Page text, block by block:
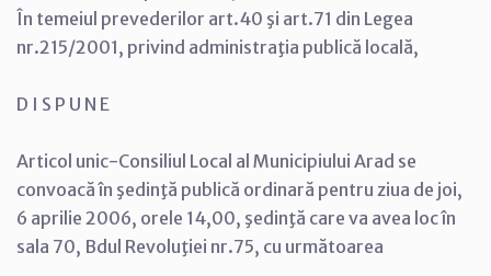
În temeiul prevederilor art.40 şi art.71 din Legea
nr.215/2001, privind administraţia publică locală,
D I S P U N E
Articol unic-Consiliul Local al Municipiului Arad se
convoacă în şedinţă publică ordinară pentru ziua de joi,
6 aprilie 2006, orele 14,00, şedinţă care va avea loc în
sala 70, Bdul Revoluţiei nr.75, cu următoarea